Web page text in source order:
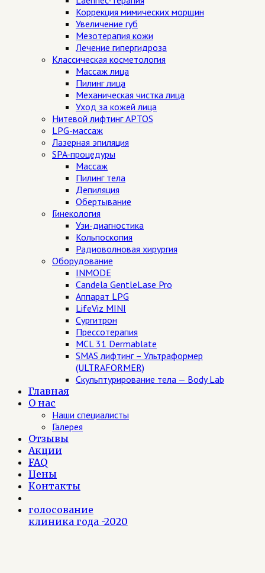
Коррекция мимических морщин
Увеличение губ
Мезотерапия кожи
Лечение гипергидроза
Классическая косметология
Массаж лица
Пилинг лица
Механическая чистка лица
Уход за кожей лица
Нитевой лифтинг APTOS
LPG-массаж
Лазерная эпиляция
SPA-процедуры
Массаж
Пилинг тела
Депиляция
Обертывание
Гинекология
Узи-диагностика
Кольпоскопия
Радиоволновая хирургия
Оборудование
INMODE
Candela GentleLase Pro
Аппарат LPG
LifeViz MINI
Сургитрон
Прессотерапия
MCL 31 Dermablate
SMAS лифтинг – Ультраформер
(ULTRAFORMER)
Скульптурирование тела — Body Lab
Главная
О нас
Наши специалисты
Галерея
Отзывы
Акции
FAQ
Цены
Контакты
голосование
клиника года -2020